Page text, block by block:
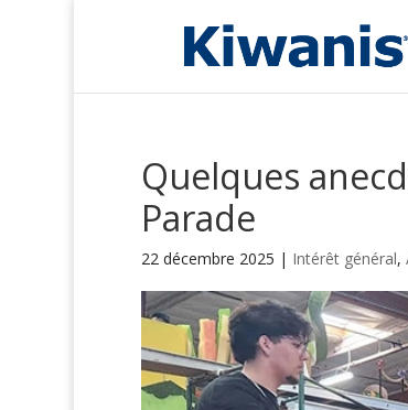
Quelques
Parade
22 décembre 2025 | Intérêt général,